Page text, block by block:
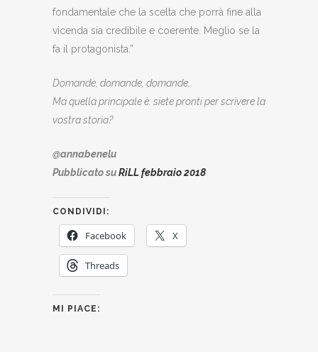
fondamentale che la scelta che porrà fine alla
vicenda sia credibile e coerente. Meglio se la
fa il protagonista.”
Domande, domande, domande…
Ma quella principale è: siete pronti per scrivere la
vostra storia?
@annabenelu
Pubblicato suRiLL febbraio 2018
CONDIVIDI:
Facebook X
Threads
MI PIACE: